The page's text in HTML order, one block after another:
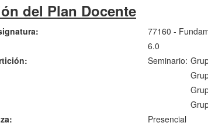
del Plan Docente
77160 -
6.0
Seminario:
Presencial